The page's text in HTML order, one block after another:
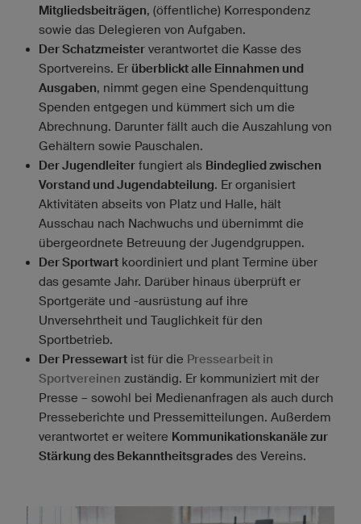
Mitgliedsbeiträgen, (öffentliche) Korrespondenz
sowie das Delegieren von Aufgaben.
Der Schatzmeister verantwortet die Kasse des
Sportvereins. Er überblickt alle Einnahmen und
Ausgaben, nimmt gegen eine Spendenquittung
Spenden entgegen und kümmert sich um die
Abrechnung. Darunter fällt auch die Auszahlung von
Gehältern sowie Pauschalen.
Der Jugendleiter fungiert als Bindeglied zwischen
Vorstand und Jugendabteilung. Er organisiert
Aktivitäten abseits von Platz und Halle, hält
Ausschau nach Nachwuchs und übernimmt die
übergeordnete Betreuung der Jugendgruppen.
Der Sportwart koordiniert und plant Termine über
das gesamte Jahr. Darüber hinaus überprüft er
Sportgeräte und -ausrüstung auf ihre
Unversehrtheit und Tauglichkeit für den
Sportbetrieb.
Der Pressewart ist für die Pressearbeit in
Sportvereinen zuständig. Er kommuniziert mit der
Presse – sowohl bei Medienanfragen als auch durch
Presseberichte und Pressemitteilungen. Außerdem
verantwortet er weitere Kommunikationskanäle zur
Stärkung des Bekanntheitsgrades des Vereins.